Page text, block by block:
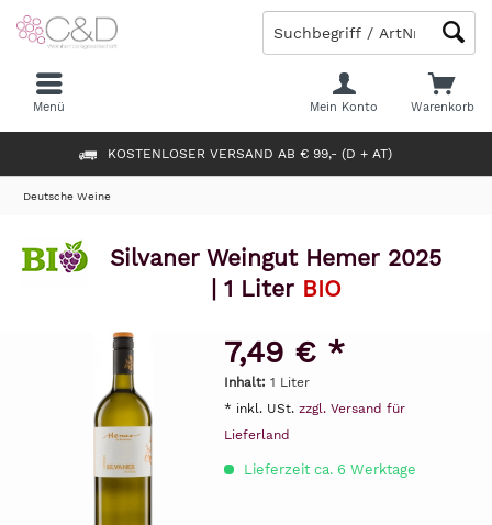
KOSTENLOSER VERSAND AB € 99,- (D + AT)
Warenkorb
Mein Konto
Menü
Deutsche Weine
Silvaner Weingut Hemer 2025
| 1 Liter BIO
7,49 € *
Inhalt: 1 Liter
* inkl. USt. zzgl. Versand für
Lieferland
Lieferzeit ca. 6 Werktage